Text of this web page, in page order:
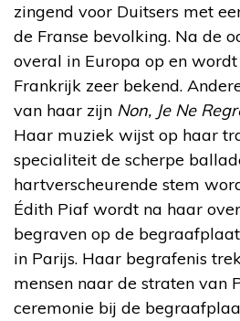
zingend voor Duitsers met
de Franse bevolking. Na de
overal in Europa op en
Frankrijk zeer bekend.
van haar zijn Non, Je Ne
Haar muziek wijst op haar
specialiteit de scherpe
hartverscheurende stem
Édith Piaf wordt na haar
begraven op de
in Parijs. Haar begrafenis
mensen naar de straten van
ceremonie bij de